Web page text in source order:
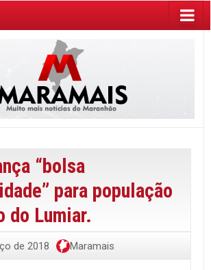
“bolsa
para população
do Lumiar.
de 2018 Maramais